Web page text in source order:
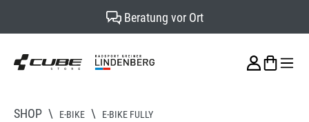
Beratung vor Ort
SHOP \ E-BIKE \ E-BIKE FULLY